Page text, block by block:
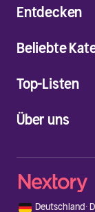
Über uns
Entdecken
Beliebte
Top-Listen
🇩🇪 Deutschland·